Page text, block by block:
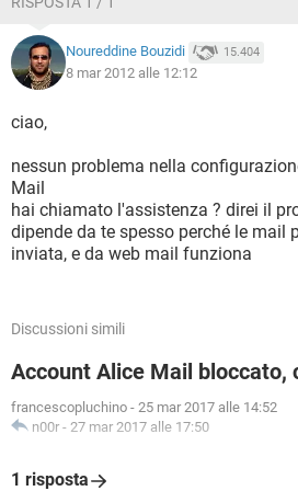
Noureddine Bouzidi 15.404
8 mar 2012 alle 12:12
ciao,
nessun problema nella
Mail
hai chiamato l'assistenza ? direi il
dipende da te spesso perché le mail
inviata, e da web mail funziona
Discussioni simili
Account Alice Mail bloccato,
francescopluchino - 25 mar 2017 alle 14:52
n00r - 27 mar 2017 alle 17:50
1 risposta